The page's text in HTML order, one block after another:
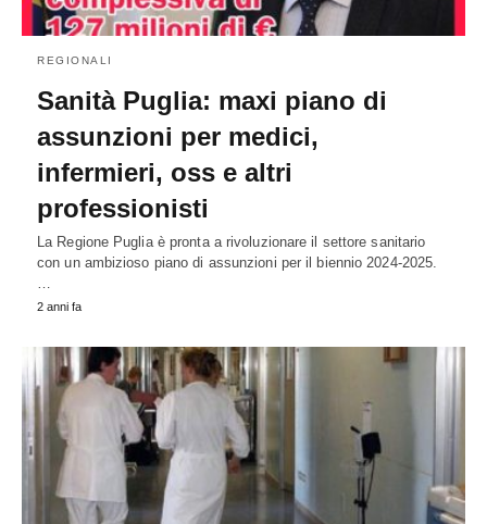
REGIONALI
Sanità Puglia: maxi piano di
assunzioni per medici,
infermieri, oss e altri
professionisti
La Regione Puglia è pronta a rivoluzionare il settore sanitario
con un ambizioso piano di assunzioni per il biennio 2024-2025.
…
2 anni fa